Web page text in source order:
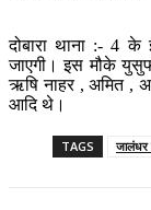
दोबारा थाना :- 4
जाएगी। इस मौके
ऋषि नाहर , अमित ,
आदि थे।
TAGS जालंधर